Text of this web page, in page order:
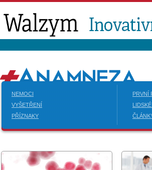
NEMOCI
VYŠETŘENÍ
PŘÍZNAKY
PRVNÍ